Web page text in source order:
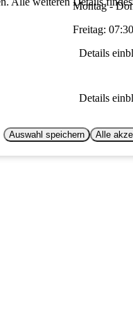
Details
Details
Auswahl speichern Alle
Montag -
Freitag: